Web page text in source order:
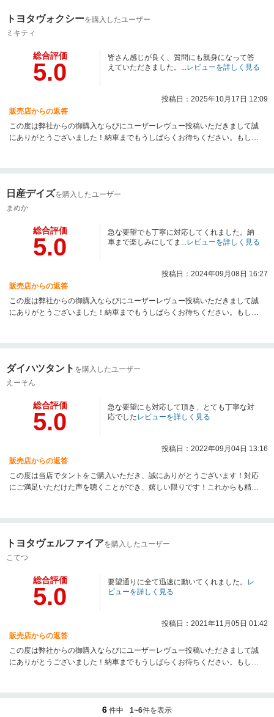
トヨタヴォクシーを購入したユーザー
ミキティ
総合評価
5.0
皆さん感じが良く、質問にも親身になって答
えていただきました。...レビューを詳しく見る
投稿日：2025年10月17日 12:09
販売店からの返答
この度は弊社からの御購入ならびにユーザーレヴュー投稿いただきまして誠
にありがとうございました！納車までもうしばらくお待ちください。もし納
くお願いします。
日産デイズを購入したユーザー
まめか
総合評価
5.0
急な要望でも丁寧に対応してくれました。納
車まで楽しみにしてま...レビューを詳しく見る
投稿日：2024年09月08日 16:27
販売店からの返答
この度は弊社からの御購入ならびにユーザーレヴュー投稿いただきまして誠
にありがとうございました！納車までもうしばらくお待ちください。もし納
くお願いします。
ダイハツタント を購入したユーザー
えーそん
総合評価
5.0
急な要望にも対応して頂き、とても丁寧な対
応でしたレビューを詳しく見る
投稿日：2022年09月04日 13:16
販売店からの返答
この度は当店でタントをご購入いただき、誠にありがとうございます！対応
にご満足いただけた声を聴くことができ、嬉しい限りです！これからも精進
たします。
トヨタヴェルファイアを購入したユーザー
こてつ
総合評価
5.0
要望通りに全て迅速に動いてくれました。 レ
ビューを詳しく見る
投稿日：2021年11月05日 01:42
販売店からの返答
この度は弊社からの御購入ならびにユーザーレヴュー投稿いただきまして誠
にありがとうございました！納車までもうしばらくお待ちください。もし納
くお願いします。
6 件中 1~6件を表示